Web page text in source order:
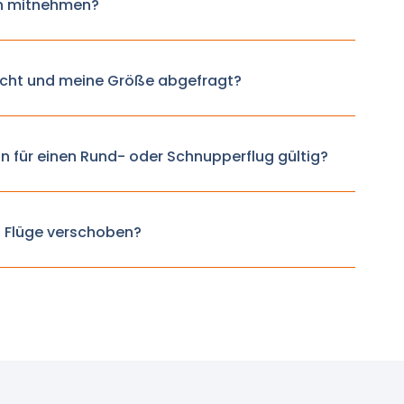
mitnehmen?
und meine Größe abgefragt?
für einen Rund- oder Schnupperflug gültig?
verschoben?